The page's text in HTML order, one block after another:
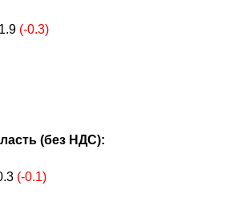
(-0.3)
(без НДС):
(-0.1)